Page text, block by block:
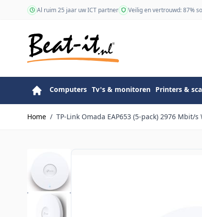
Ga naar de inhoudAl ruim 25 jaar uw ICT partner Veilig en vertrouwd: 87%
Computers Tv's & monitoren Printers &
Home / TP-Link Omada EAP653 (5-pack) 2976 Mbit/